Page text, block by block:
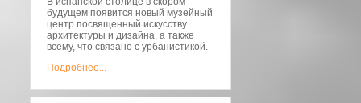
будущем появится новый музейный
центр посвященный искусству
архитектуры и дизайна, а также
всему, что связано с урбанистикой.
Подробнее...